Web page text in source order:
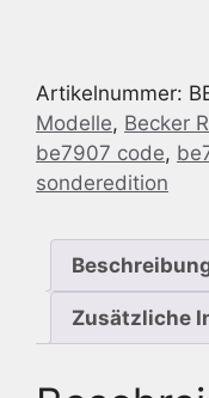
BE7907
Cascade
Sonderedition
Menge
Artikelnummer:
Modelle, Becker
be7907 code,
sonderedition
Zusätzliche